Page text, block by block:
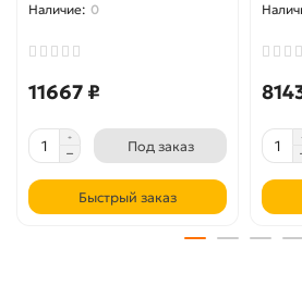
0
11667 ₽
Под заказ
Быстрый заказ